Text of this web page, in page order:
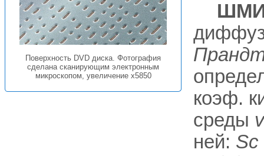
Поверхность DVD диска. Фотография
сделана сканирующим электронным
микроскопом, увеличение x5850
коэф.
среды v
ней: Sc